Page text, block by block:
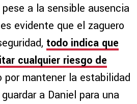
pese a la sensible ausencia
evidente que el zaguero
todo indica que
cualquier riesgo de
por mantener la estabilidad
a Daniel para una